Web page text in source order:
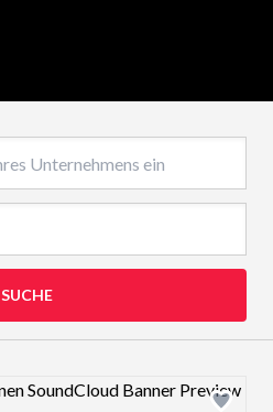
SUCHE
Design preview image